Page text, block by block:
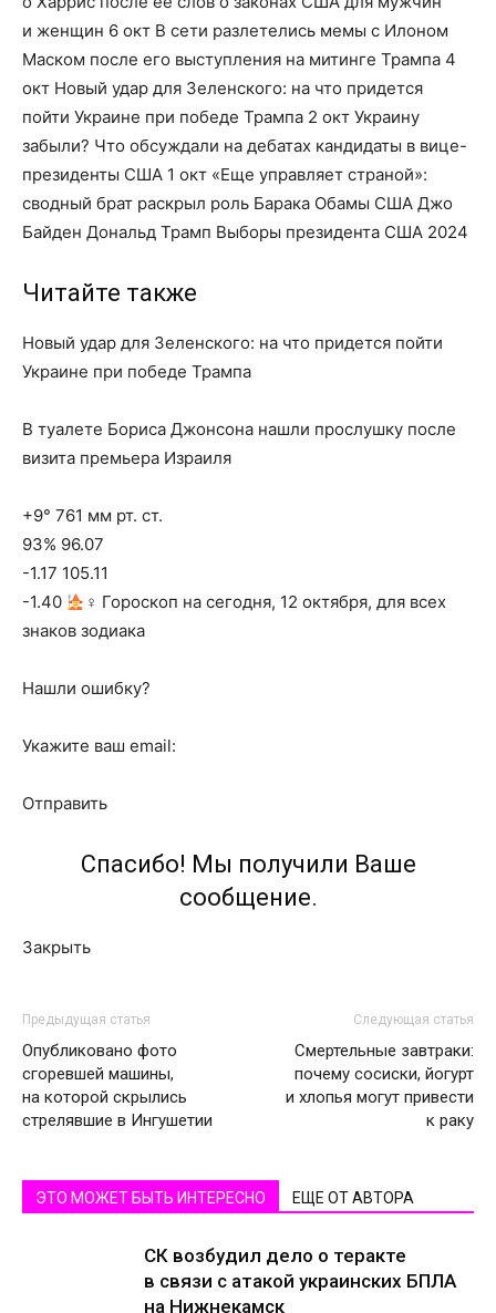
и женщин 6 окт В сети разлетелись мемы с Илоном
Маском после его выступления на митинге Трампа 4
окт Новый удар для Зеленского: на что придется
пойти Украине при победе Трампа 2 окт Украину
забыли? Что обсуждали на дебатах кандидаты в вице-
президенты США 1 окт «Еще управляет страной»:
сводный брат раскрыл роль Барака Обамы США Джо
Байден Дональд Трамп Выборы президента США 2024
Читайте также
Новый удар для Зеленского: на что придется пойти
Украине при победе Трампа
В туалете Бориса Джонсона нашли прослушку после
визита премьера Израиля
+9° 761 мм рт. ст.
93% 96.07
-1.17 105.11
-1.40
‍♀ Гороскоп на сегодня, 12 октября, для всех
знаков зодиака
Нашли ошибку?
Укажите ваш email:
Отправить
Спасибо! Мы получили Ваше
сообщение.
Закрыть
Предыдущая статья
Опубликовано фото
сгоревшей машины,
на которой скрылись
стрелявшие в Ингушетии
Следующая статья
Смертельные завтраки:
почему сосиски, йогурт
и хлопья могут привести
к раку
ЭТО МОЖЕТ БЫТЬ ИНТЕРЕСНО ЕЩЕ ОТ АВТОРА
СК возбудил дело о теракте
в связи с атакой украинских БПЛА
на Нижнекамск